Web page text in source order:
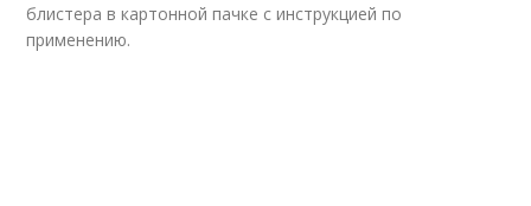
блистера в картонной пачке с инструкцией по
применению.